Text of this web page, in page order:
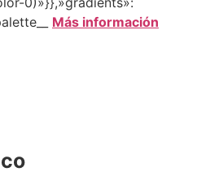
Más información